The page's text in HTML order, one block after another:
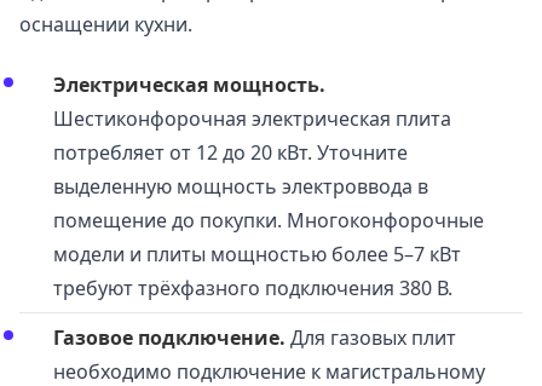
оснащении кухни.
Электрическая мощность.
Шестиконфорочная электрическая плита
потребляет от 12 до 20 кВт. Уточните
выделенную мощность электроввода в
помещение до покупки. Многоконфорочные
модели и плиты мощностью более 5–7 кВт
требуют трёхфазного подключения 380 В.
Газовое подключение. Для газовых плит
необходимо подключение к магистральному